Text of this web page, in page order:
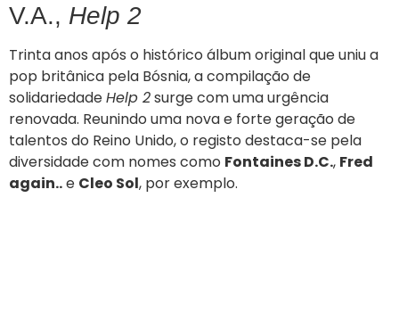
V.A., Help 2
Trinta anos após o histórico álbum original que uniu a
pop britânica pela Bósnia, a compilação de
solidariedadeHelp 2surge com uma urgência
renovada. Reunindo uma nova e forte geração de
talentos do Reino Unido, o registo destaca-se pela
diversidade com nomes como Fontaines D.C., Fred
again..e Cleo Sol, por exemplo.